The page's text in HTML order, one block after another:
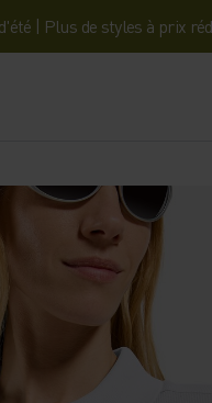
| Plus de styles à prix